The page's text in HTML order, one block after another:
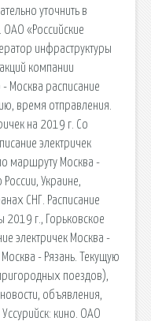
уточнить в
ОАО «Российские
инфраструктуры
компании
Москва расписание
время отправления.
на 2019 г. Со
электричек
маршруту Москва -
Украине,
СНГ. Расписание
2019 г., Горьковское
электричек Москва -
- Рязань. Текущую
поездов),
объявления,
кино. ОАО